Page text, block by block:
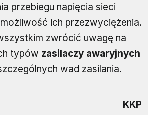
przebiegu napięcia sieci
ich przezwyciężenia.
zwrócić uwagę na
typów zasilaczy awaryjnych
wad zasilania.
KKP